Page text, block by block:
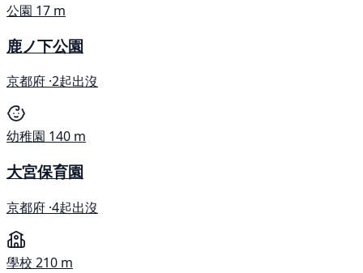
公園 17 m
鹿ノ下公園
京都府 ·2起出沒
幼稚園 140 m
大宮保育園
京都府 ·4起出沒
學校 210 m